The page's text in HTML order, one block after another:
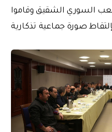
السوري الشقيق وقاموا
صورة جماعية تذكارية